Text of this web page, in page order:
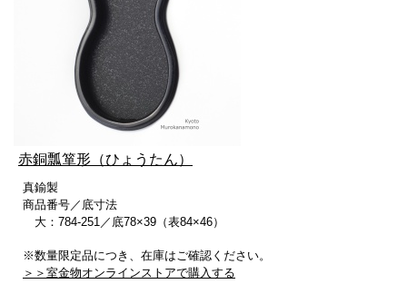
赤銅瓢箪形（ひょうたん）
真鍮製
商品番号／底寸法
大：784-251／底78×39（表84×46）
※数量限定品につき、在庫はご確認ください。
＞＞室金物オンラインストアで購入する